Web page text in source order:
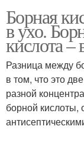
Борная
в ухо.
кислота –
Разница между
в том, что это
разной
борной